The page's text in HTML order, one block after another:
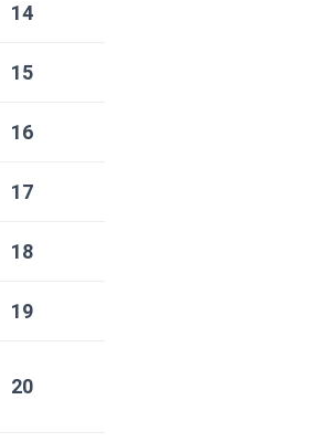
14
15
16
17
18
19
20